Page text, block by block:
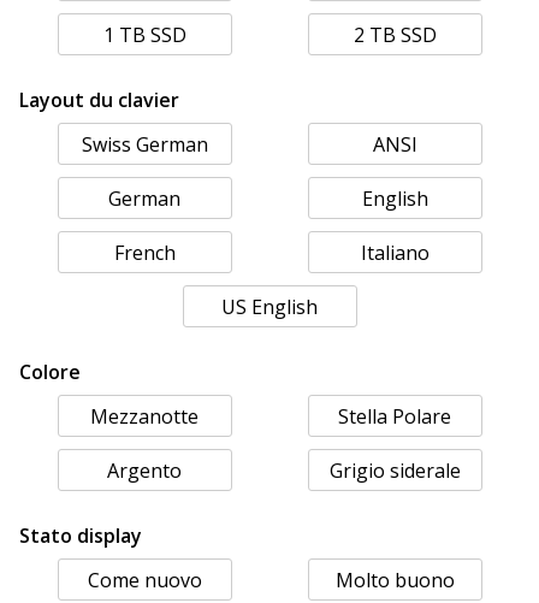
1 TB SSD 2 TB SSD
Layout du clavier
Swiss German
ANSI
German English
French Italiano
US English
Colore
Mezzanotte
Stella Polare
Argento Grigio siderale
Stato display
Come nuovo
Molto buono